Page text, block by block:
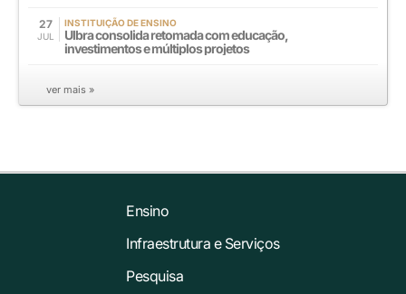
27
JUL
INSTITUIÇÃO DE ENSINO
Ulbra consolida retomada com educação,
investimentos e múltiplos projetos
ver mais »
Ensino
Infraestrutura e Serviços
Pesquisa